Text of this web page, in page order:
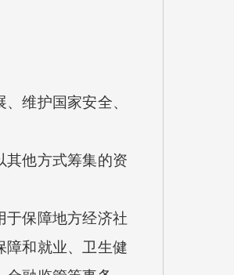
维护国家安全、
他方式筹集的资
保障地方经济社
障和就业、卫生健